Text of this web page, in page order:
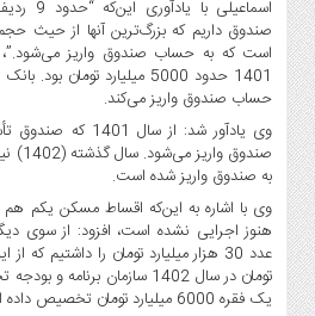
صندوق داریم که بزرگ‌ترین آنها از حیث
است که به حساب صندوق واریز می‌شود.”،
1401 حدود 5000 میلیارد
حساب صندوق واریز می‌کند.
وی یادآور شد: از
به صندوق واریز شده است.
وی با اشاره به این‌که اقساط مسکن یکم
هنوز اجرایی نشده است، افزود: از سوی
تومان در سال 1402 سازمان
یک فقره 6000 میلیارد تومان تخصیص داده است.